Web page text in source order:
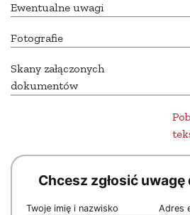
Ewentualne uwagi
Fotografie
Skany załączonych
dokumentów
Chcesz zgłosić
Twoje imię i nazwisko Adres